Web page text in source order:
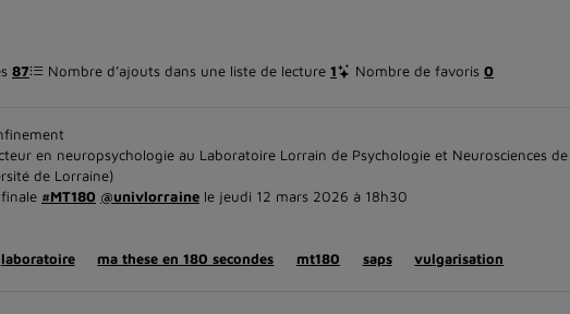
87 Nombre d’ajouts dans une liste de lecture 1 Nombre de favoris 0
en neuropsychologie au Laboratoire Lorrain de Psychologie et Neurosciences
de Lorraine)
#MT180 @univlorraine le jeudi 12 mars 2026 à 18h30
laboratoire ma these en 180 secondes mt180 saps vulgarisation